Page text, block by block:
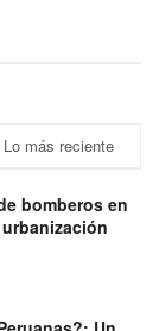
Lo más reciente
bomberos en